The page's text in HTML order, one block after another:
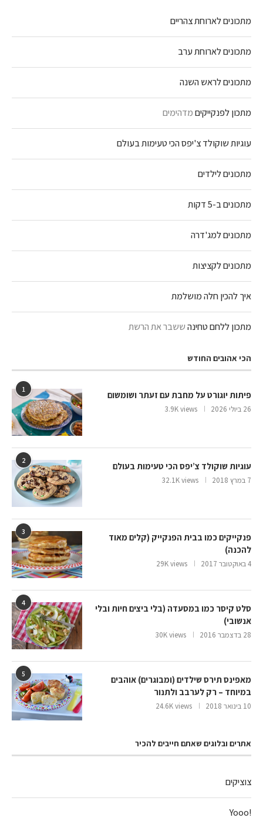
מתכונים לארוחת צהריים
מתכונים לארוחת ערב
מתכונים לראש השנה
מתכון לפנקייקיםמדהימים
עוגיות שוקולד צ'יפס הכי טעימות בעולם
מתכונים לילדים
מתכונים ב-5 דקות
מתכונים למג'דרה
מתכונים לקציצות
איך להכין חלה מושלמת
מתכון ללחם טחינהששבר את הרשת
הכי אהובים החודש
1
פיתות יוגורט על מחבת עם זעתר ושומשום
26 ביולי 2026 3.9K views
2
עוגיות שוקולד צ’יפס הכי טעימות בעולם
7 במרץ 2018 32.1K views
3
פנקייקים כמו בבית הפנקייק (קלים מאוד
להכנה)
4 באוקטובר 2017 29K views
4
סלט קיסר כמו במסעדה (בלי ביצים חיות ובלי
אנשובי)
28 בדצמבר 2016 30K views
5
מאפינס תירס שילדים (ומבוגרים) אוהבים
במיוחד – רק לערבב ולתנור
10 בינואר 2018 24.6K views
אתרים ובלוגים שאתם חייבים להכיר
צוציקים
!Yooo